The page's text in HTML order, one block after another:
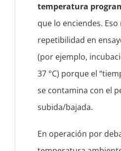
temperatura
que lo enciendes.
repetibilidad en
(por ejemplo,
37 °C) porque el
se contamina con el
subida/bajada.
En operación por